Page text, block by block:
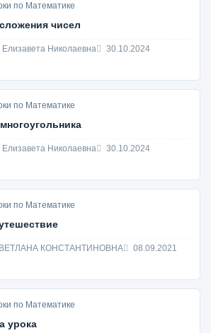
по Математике
чисел
Елизавета Николаевна 30.10.2024
по Математике
Елизавета Николаевна 30.10.2024
по Математике
КОНСТАНТИНОВНА 08.09.2021
по Математике
урока